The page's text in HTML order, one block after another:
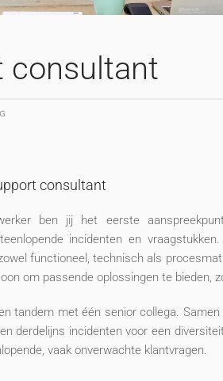
consultant
consultant
ben jij het eerste
incidenten en
functioneel, technisch als
om passende oplossingen te bieden,
tandem met één senior collega.
derdelijns incidenten voor een
vaak onverwachte klantvragen.